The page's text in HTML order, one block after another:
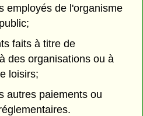
employés de l'organisme
faits à titre de
des organisations ou à
loisirs;
autres paiements ou